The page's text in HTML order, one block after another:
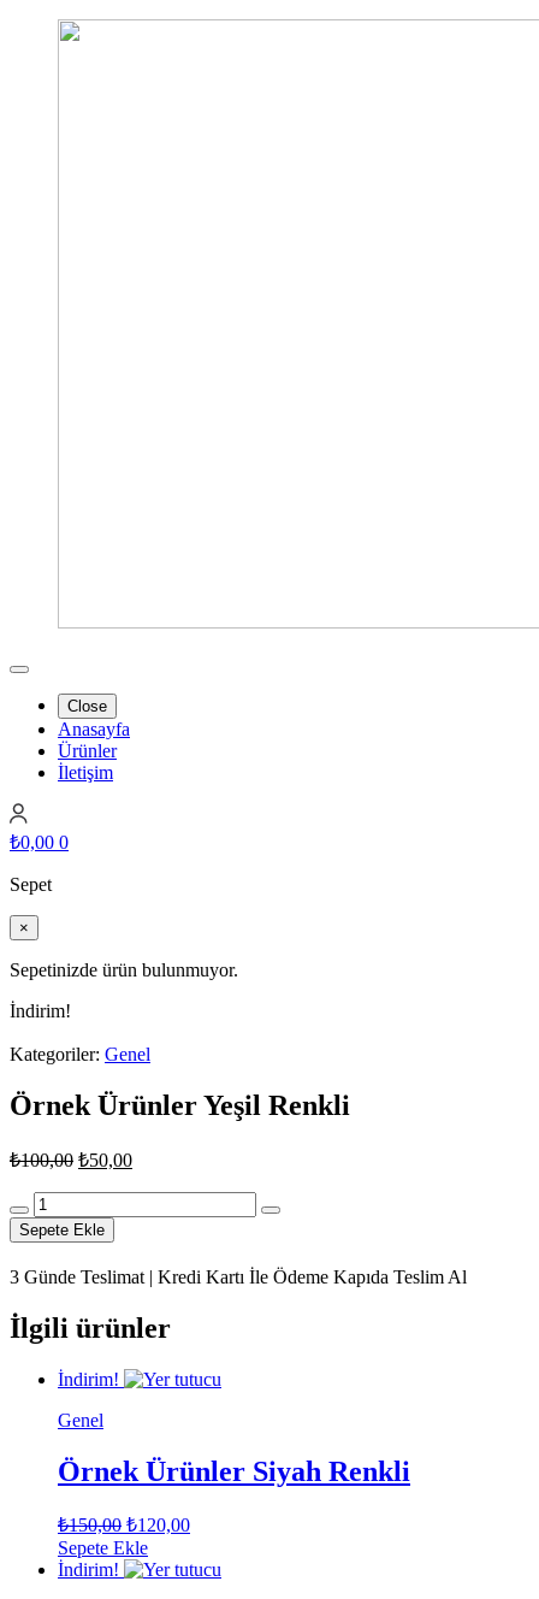
Close
Anasayfa
Ürünler
İletişim
₺0,00 0
Sepet
×
Sepetinizde ürün bulunmuyor.
İndirim!
Kategoriler: Genel
Örnek Ürünler Yeşil Renkli
₺100,00 Orijinal
₺50,00Şu
fiyat:
₺50,00.
Örnek
Ürünler
Yeşil
Renkli
adet
Sepete Ekle
3 Günde Teslimat | Kredi Kartı İle Ödeme Kapıda Teslim Al
İlgili ürünler
İndirim!
Genel
Örnek Ürünler Siyah Renkli
₺150,00 Orijinal
fiyat:
₺150,00.
₺120,00Şu
fiyat:
Sepete Ekle
İndirim!